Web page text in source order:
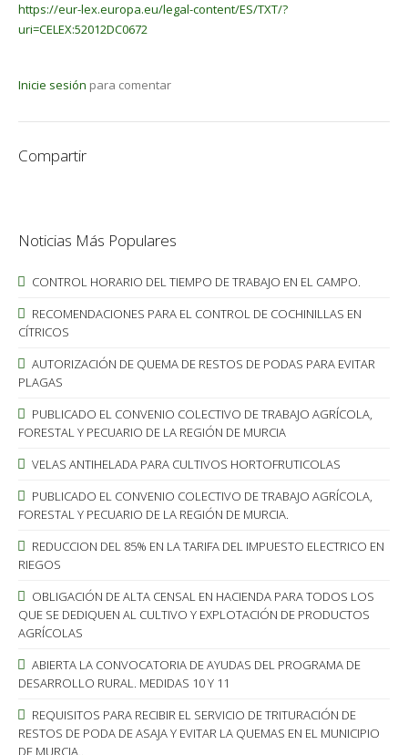
https://eur-lex.europa.eu/legal-content/ES/TXT/?
uri=CELEX:52012DC0672
Inicie sesión para comentar
Compartir
Noticias Más Populares
CONTROL HORARIO DEL TIEMPO DE TRABAJO EN EL CAMPO.
RECOMENDACIONES PARA EL CONTROL DE COCHINILLAS EN
CÍTRICOS
AUTORIZACIÓN DE QUEMA DE RESTOS DE PODAS PARA EVITAR
PLAGAS
PUBLICADO EL CONVENIO COLECTIVO DE TRABAJO AGRÍCOLA,
FORESTAL Y PECUARIO DE LA REGIÓN DE MURCIA
VELAS ANTIHELADA PARA CULTIVOS HORTOFRUTICOLAS
PUBLICADO EL CONVENIO COLECTIVO DE TRABAJO AGRÍCOLA,
FORESTAL Y PECUARIO DE LA REGIÓN DE MURCIA.
REDUCCION DEL 85% EN LA TARIFA DEL IMPUESTO ELECTRICO EN
RIEGOS
OBLIGACIÓN DE ALTA CENSAL EN HACIENDA PARA TODOS LOS
QUE SE DEDIQUEN AL CULTIVO Y EXPLOTACIÓN DE PRODUCTOS
AGRÍCOLAS
ABIERTA LA CONVOCATORIA DE AYUDAS DEL PROGRAMA DE
DESARROLLO RURAL. MEDIDAS 10 Y 11
REQUISITOS PARA RECIBIR EL SERVICIO DE TRITURACIÓN DE
RESTOS DE PODA DE ASAJA Y EVITAR LA QUEMAS EN EL MUNICIPIO
DE MURCIA..